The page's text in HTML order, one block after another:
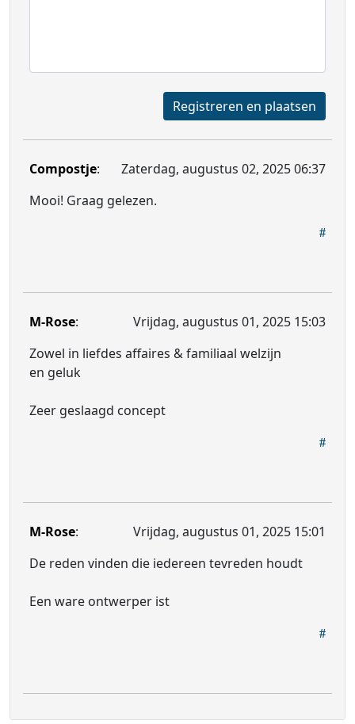
Registreren en plaatsen
Compostje:
Zaterdag, augustus 02, 2025 06:37
Mooi! Graag gelezen.
M-Rose:
Vrijdag, augustus 01, 2025 15:03
Zowel in liefdes affaires & familiaal welzijn
en geluk
Zeer geslaagd concept
M-Rose:
Vrijdag, augustus 01, 2025 15:01
De reden vinden die iedereen tevreden houdt
Een ware ontwerper ist